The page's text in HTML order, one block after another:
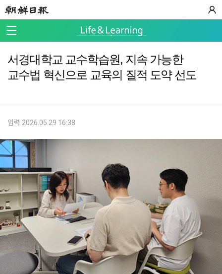
서경대학교 교수학습원, 지속 가능한
교수법 혁신으로 교육의 질적 도약 선도
입력 2026.05.29 16:38